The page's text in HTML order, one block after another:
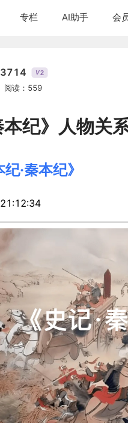
专栏 AI助手 会
V2
阅读：559
本纪》人物关
纪·秦本纪》